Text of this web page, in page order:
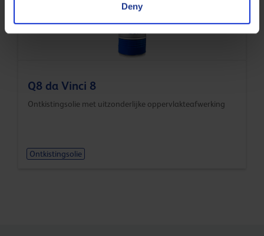
Deny
Q8 da Vinci 8
Ontkistingsolie met uitzonderlijke oppervlakteafwerking
Ontkistingsolie